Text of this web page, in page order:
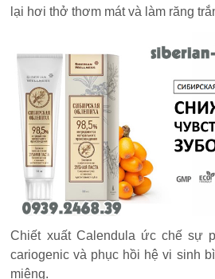
lại hơi thở thơm mát và làm răng
Chiết xuất Calendula ức chế sự
cariogenic và phục hồi hệ vi sinh
miệng.